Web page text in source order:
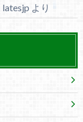
latesjp より